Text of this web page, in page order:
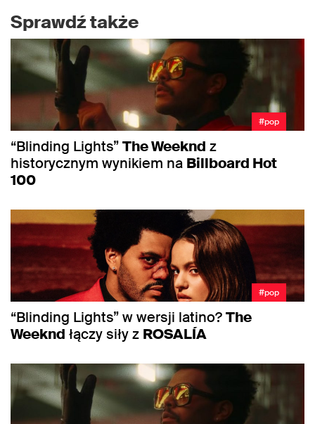
Sprawdź także
#pop
“Blinding Lights”The Weeknd z
historycznym wynikiem na Billboard Hot
100
#pop
“Blinding Lights” w wersji latino?The
Weeknd łączy siły z ROSALÍA